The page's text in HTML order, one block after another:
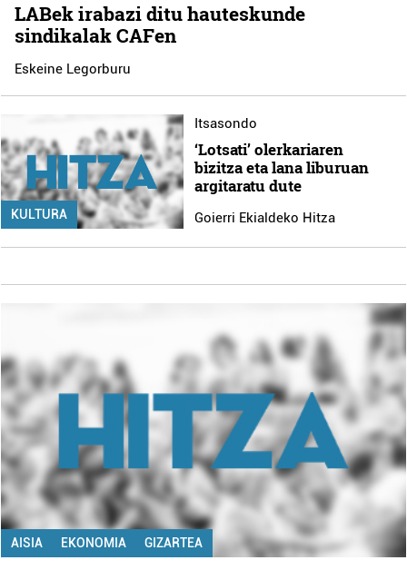
LABek irabazi ditu hauteskunde
sindikalak CAFen
Eskeine Legorburu
KULTURA
Itsasondo
‘Lotsati’ olerkariaren
bizitza eta lana liburuan
argitaratu dute
Goierri Ekialdeko Hitza
AISIA EKONOMIA GIZARTEA